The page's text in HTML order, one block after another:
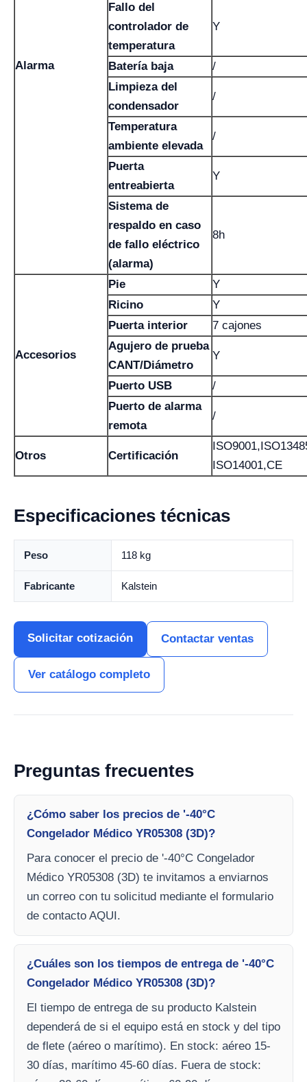
Alarma
Fallo del
controlador de
temperatura
Y
Batería baja
/
Limpieza del
condensador
/
Temperatura
ambiente elevada
/
Puerta
entreabierta
Y
Sistema de
respaldo en caso
de fallo eléctrico
(alarma)
8h
Accesorios
Pie
Y
Ricino
Y
Puerta interior
7 cajones
Agujero de prueba
CANT/Diámetro
Y
Puerto USB
/
Puerto de alarma
remota
/
Otros Certificación
ISO14001,CE
Especificaciones técnicas
Peso 118 kg
Fabricante Kalstein
Solicitar cotización Contactar ventas
Ver catálogo completo
Preguntas frecuentes
¿Cómo saber los precios de '-40°C
Congelador Médico YR05308 (3D)?
Para conocer el precio de '-40°C Congelador
Médico YR05308 (3D) te invitamos a enviarnos
un correo con tu solicitud mediante el formulario
de contacto AQUI.
¿Cuáles son los tiempos de entrega de '-40°C
Congelador Médico YR05308 (3D)?
El tiempo de entrega de su producto Kalstein
dependerá de si el equipo está en stock y del tipo
de flete (aéreo o marítimo). En stock: aéreo 15-
30 días, marítimo 45-60 días. Fuera de stock: